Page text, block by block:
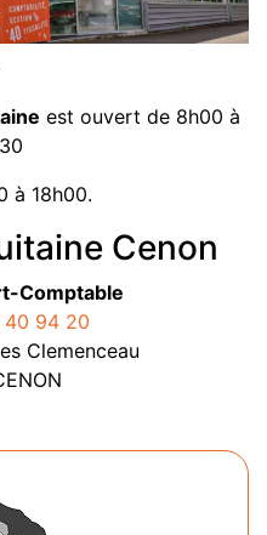
est ouvert de 8h00 à
à 18h00.
Cenon
Comptable
94 20
Clemenceau